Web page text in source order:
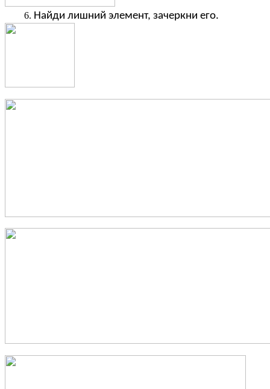
Найди лишний элемент, зачеркни его.